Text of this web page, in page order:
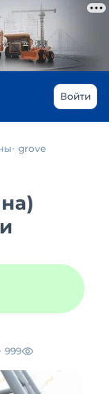
Войти
grove
999